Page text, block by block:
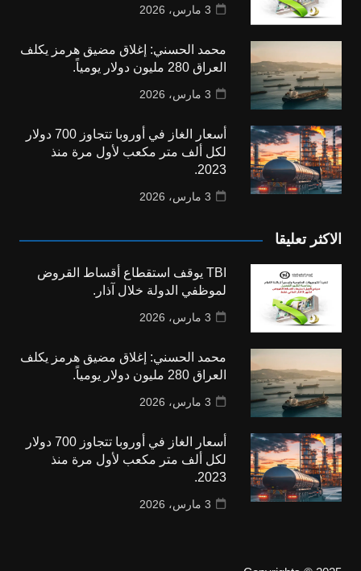
3 مارس، 2026
محمد الحسني: إغلاق مضيق هرمز يكلف
العراق 280 مليون دولار يومياً.
3 مارس، 2026
أسعار الغاز في أوروبا تتجاوز 700 دولار
لكل ألف متر مكعب لأول مرة منذ
2023.
3 مارس، 2026
الاكثر تعليقا
TBI يوقف استقطاع أقساط القروض
لموظفي الدولة خلال آذار.
3 مارس، 2026
محمد الحسني: إغلاق مضيق هرمز يكلف
العراق 280 مليون دولار يومياً.
3 مارس، 2026
أسعار الغاز في أوروبا تتجاوز 700 دولار
لكل ألف متر مكعب لأول مرة منذ
2023.
3 مارس، 2026